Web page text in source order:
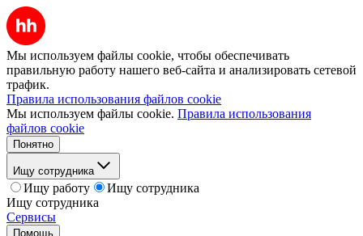
Мы используем файлы cookie, чтобы обеспечивать
правильную работу нашего веб-сайта и анализировать сетевой
трафик.
Правила использования файлов cookie
Мы используем файлы cookie. Правила использования
файлов cookie
Понятно
Ищу сотрудника
Ищу работу
Ищу сотрудника
Ищу сотрудника
Сервисы
Помощь